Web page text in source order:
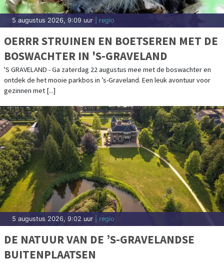
5 augustus 2026, 9:09 uur | regio
OERRR STRUINEN EN BOETSEREN MET DE
BOSWACHTER IN 'S-GRAVELAND
'S GRAVELAND - Ga zaterdag 22 augustus mee met de boswachter en
ontdek de het mooie parkbos in ’s-Graveland. Een leuk avontuur voor
gezinnen met [...]
5 augustus 2026, 9:02 uur | regio
DE NATUUR VAN DE ’S-GRAVELANDSE
BUITENPLAATSEN